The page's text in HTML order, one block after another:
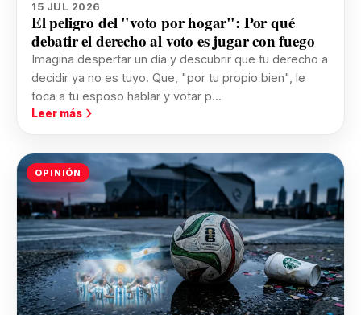
15 JUL 2026
El peligro del "voto por hogar": Por qué
debatir el derecho al voto es jugar con fuego
Imagina despertar un día y descubrir que tu derecho a
decidir ya no es tuyo. Que, "por tu propio bien", le
toca a tu esposo hablar y votar p...
Leer más
OPINIÓN